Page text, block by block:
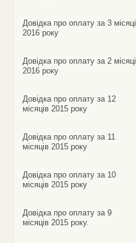
Довідка про оплату за 3 місяці
2016 року
Довідка про оплату за 2 місяці
2016 року
Довідка про оплату за 12
місяців 2015 року
Довідка про оплату за 11
місяців 2015 року
Довідка про оплату за 10
місяців 2015 року
Довідка про оплату за 9
місяців 2015 року.